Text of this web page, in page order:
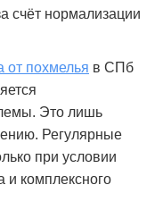
счёт нормализации
от похмелья в СПб
Это лишь
Регулярные
при условии
и комплексного